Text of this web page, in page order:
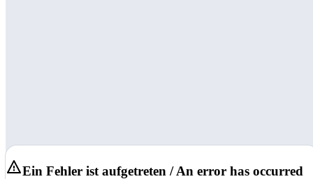
Ein Fehler ist aufgetreten / An error has occurred